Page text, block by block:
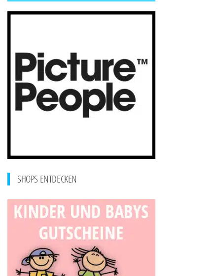
SHOPS ENTDECKEN